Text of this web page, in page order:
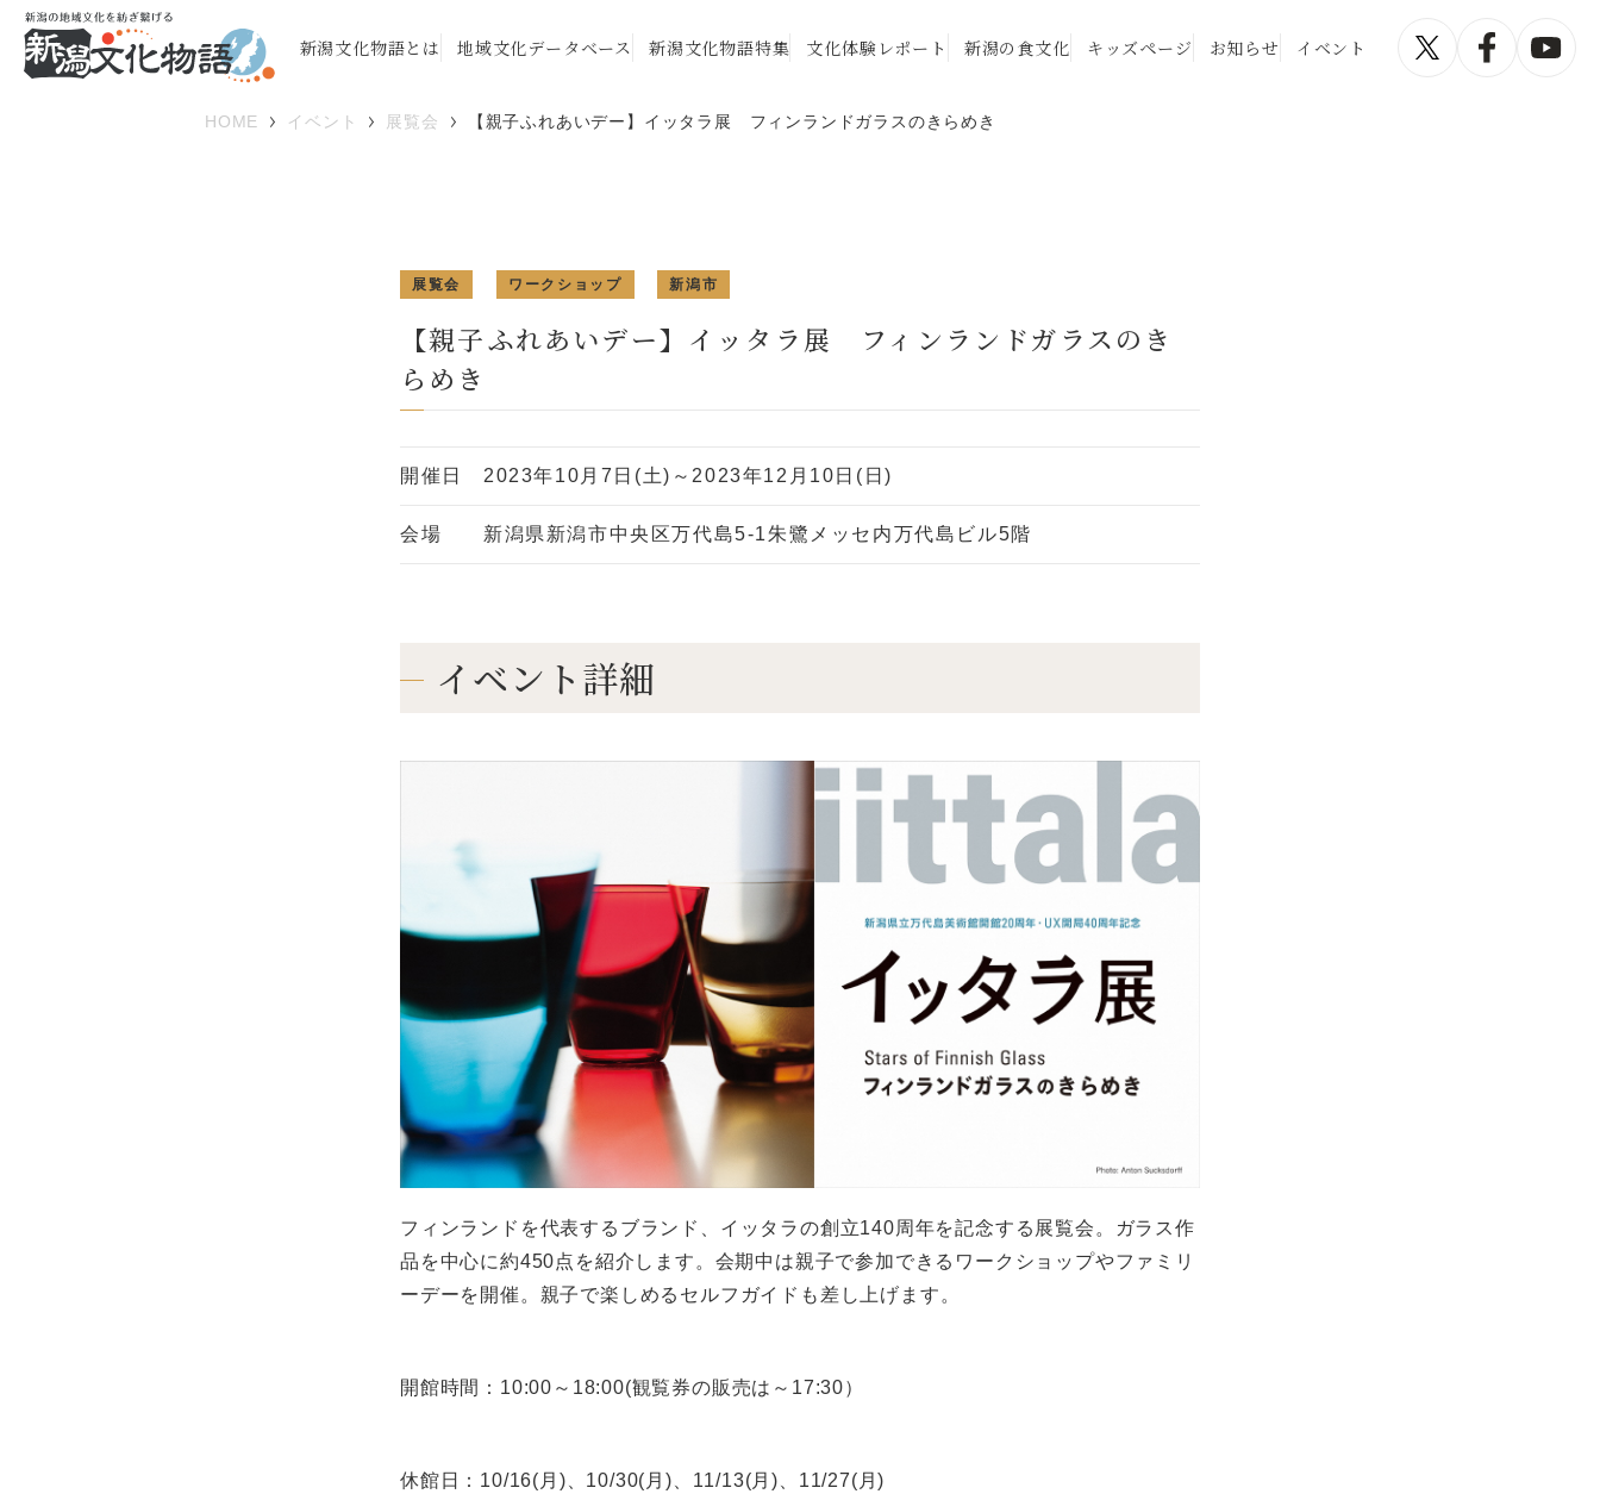
新潟文化物語とは 地域文化データベース 新潟文化物語特集 文化体験レポート 新潟の食文化 キッズページ お知らせ イベント
HOME イベント 展覧会 【親子ふれあいデー】イッタラ展 フィンランドガラスのきらめき
展覧会 ワークショップ 新潟市
【親子ふれあいデー】イッタラ展 フィンランドガラスのき
らめき
開催日 2023年10月7日(土)～2023年12月10日(日)
会場 新潟県新潟市中央区万代島5-1朱鷺メッセ内万代島ビル5階
イベント詳細
フィンランドを代表するブランド、イッタラの創立140周年を記念する展覧会。ガラス作
品を中心に約450点を紹介します。会期中は親子で参加できるワークショップやファミリ
ーデーを開催。親子で楽しめるセルフガイドも差し上げます。
開館時間：10:00～18:00(観覧券の販売は～17:30）
休館日：10/16(月)、10/30(月)、11/13(月)、11/27(月)